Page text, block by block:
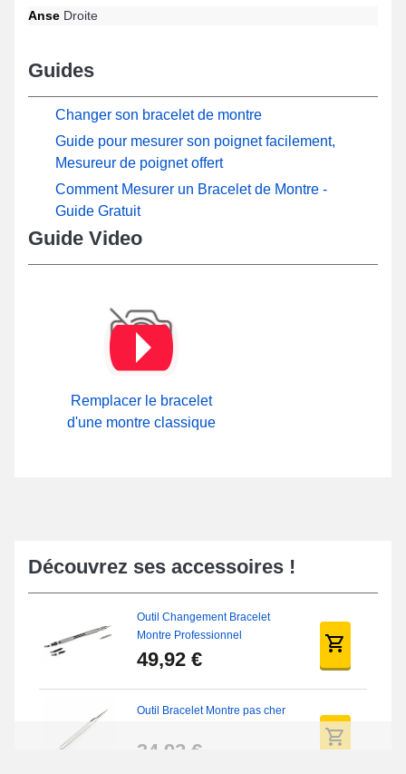
Anse Droite
Guides
Changer son bracelet de montre
Guide pour mesurer son poignet facilement,
Mesureur de poignet offert
Comment Mesurer un Bracelet de Montre -
Guide Gratuit
Guide Video
Remplacer le bracelet
d'une montre classique
Découvrez ses accessoires !
Outil Changement Bracelet
Montre Professionnel
49,92 €
Outil Bracelet Montre pas cher
34,92 €